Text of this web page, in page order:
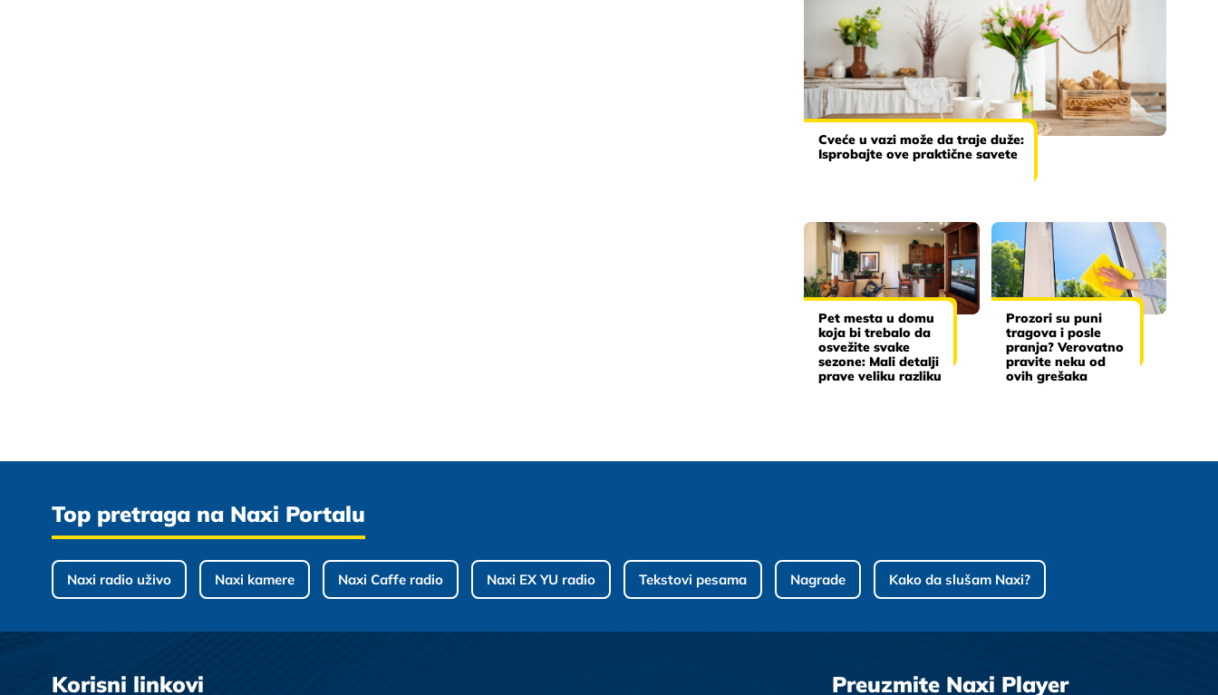
Cveće u vazi može da traje duže:
Isprobajte ove praktične savete
Pet mesta u domu
koja bi trebalo da
osvežite svake
sezone: Mali detalji
prave veliku razliku
Prozori su puni
tragova i posle
pranja? Verovatno
pravite neku od
ovih grešaka
Top pretraga na Naxi Portalu
Naxi radio uživo Naxi kamere Naxi Caffe radio Naxi EX YU radio Tekstovi pesama Nagrade Kako da slušam Naxi?
Korisni linkovi Preuzmite Naxi Player